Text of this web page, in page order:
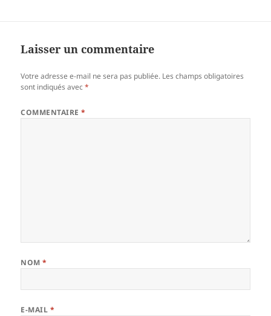
Laisser un commentaire
Votre adresse e-mail ne sera pas publiée. Les champs obligatoires
sont indiqués avec*
COMMENTAIRE*
NOM*
E-MAIL *